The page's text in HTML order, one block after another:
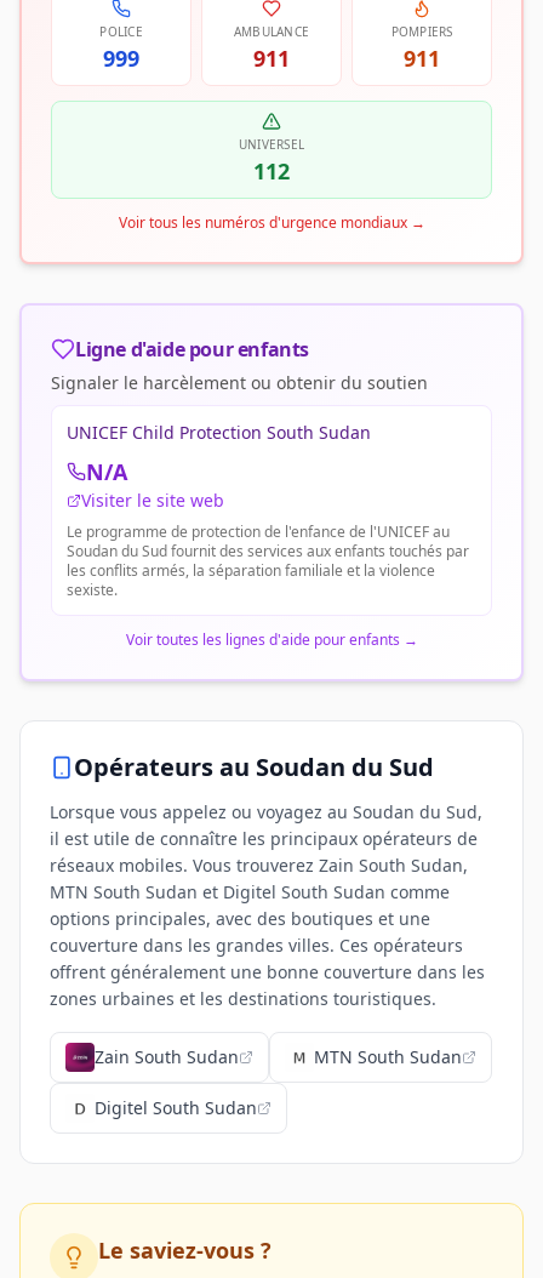
POLICE
999
AMBULANCE
911
POMPIERS
911
UNIVERSEL
112
Voir tous les numéros d'urgence mondiaux→
Ligne d'aide pour enfants
Signaler le harcèlement ou obtenir du soutien
UNICEF Child Protection South Sudan
N/A
Visiter le site web
Le programme de protection de l'enfance de l'UNICEF au
Soudan du Sud fournit des services aux enfants touchés par
les conflits armés, la séparation familiale et la violence
sexiste.
Voir toutes les lignes d'aide pour enfants →
Opérateursau Soudan du Sud
Lorsque vous appelez ou voyagez au Soudan du Sud,
il est utile de connaître les principaux opérateurs de
réseaux mobiles. Vous trouverez Zain South Sudan,
MTN South Sudan et Digitel South Sudan comme
options principales, avec des boutiques et une
couverture dans les grandes villes. Ces opérateurs
offrent généralement une bonne couverture dans les
zones urbaines et les destinations touristiques.
Zain South Sudan MTN South Sudan
Digitel South Sudan
Le saviez-vous ?